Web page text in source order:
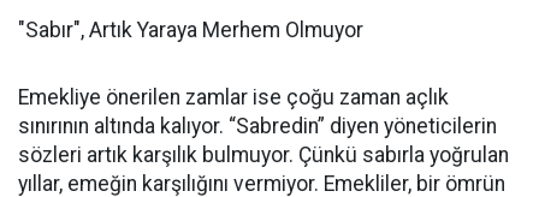
"Sabır", Artık Yaraya Merhem Olmuyor
Emekliye önerilen zamlar ise çoğu zaman açlık
sınırının altında kalıyor. “Sabredin” diyen yöneticilerin
sözleri artık karşılık bulmuyor. Çünkü sabırla yoğrulan
yıllar, emeğin karşılığını vermiyor. Emekliler, bir ömrün